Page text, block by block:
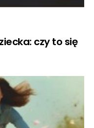
czy to się